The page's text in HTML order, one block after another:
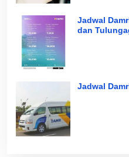
Jadwal
dan
Jadwal